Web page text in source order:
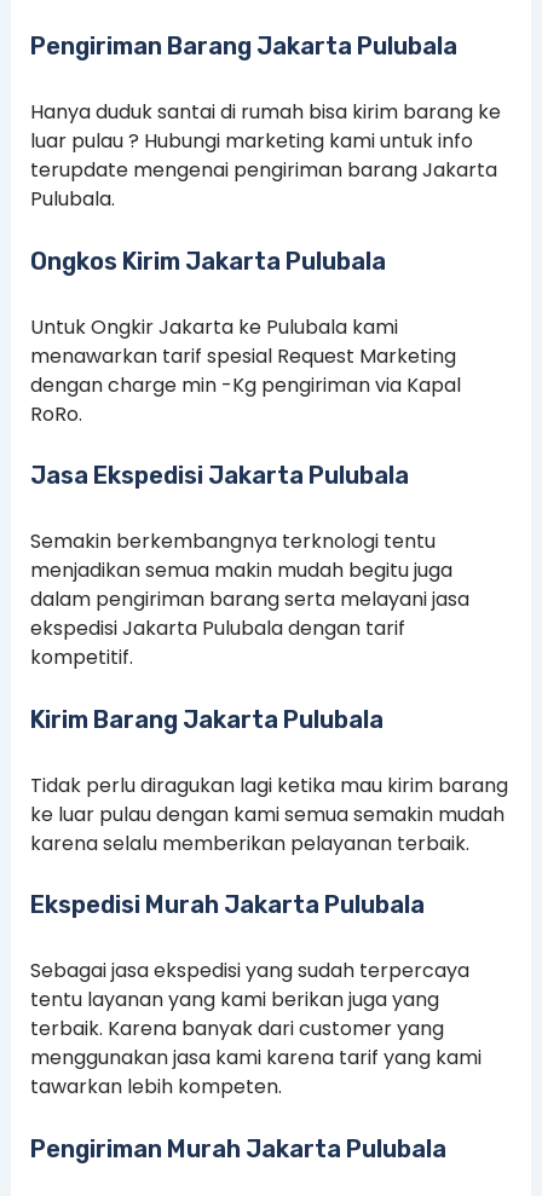
Pengiriman Barang Jakarta Pulubala
Hanya duduk santai di rumah bisa kirim barang ke
luar pulau ? Hubungi marketing kami untuk info
terupdate mengenai pengiriman barang Jakarta
Pulubala.
Ongkos Kirim Jakarta Pulubala
Untuk Ongkir Jakarta ke Pulubala kami
menawarkan tarif spesial Request Marketing
dengan charge min -Kg pengiriman via Kapal
RoRo.
Jasa Ekspedisi Jakarta Pulubala
Semakin berkembangnya terknologi tentu
menjadikan semua makin mudah begitu juga
dalam pengiriman barang serta melayani jasa
ekspedisi Jakarta Pulubala dengan tarif
kompetitif.
Kirim Barang Jakarta Pulubala
Tidak perlu diragukan lagi ketika mau kirim barang
ke luar pulau dengan kami semua semakin mudah
karena selalu memberikan pelayanan terbaik.
Ekspedisi Murah Jakarta Pulubala
Sebagai jasa ekspedisi yang sudah terpercaya
tentu layanan yang kami berikan juga yang
terbaik. Karena banyak dari customer yang
menggunakan jasa kami karena tarif yang kami
tawarkan lebih kompeten.
Pengiriman Murah Jakarta Pulubala